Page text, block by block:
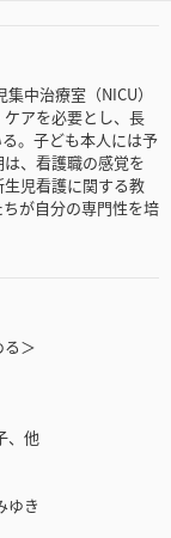
中治療室（NICU）
アを必要とし、長
。子ども本人には予
、看護職の感覚を
児看護に関する教
が自分の専門性を培
＞
、他
ゆき